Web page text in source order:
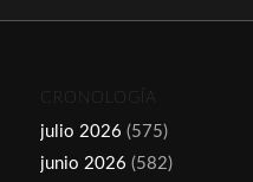
CRONOLOGÍA
julio 2026 (575)
junio 2026 (582)